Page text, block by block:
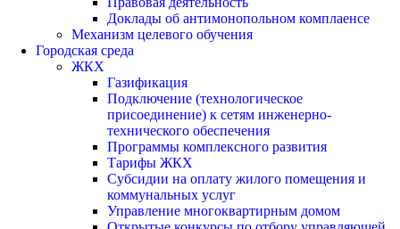
Доклады об антимонопольном комплаенсе
Механизм целевого обучения
Городская среда
ЖКХ
Газификация
Подключение (технологическое
присоединение) к сетям инженерно-
технического обеспечения
Программы комплексного развития
Тарифы ЖКХ
Субсидии на оплату жилого помещения и
коммунальных услуг
Управление многоквартирным домом